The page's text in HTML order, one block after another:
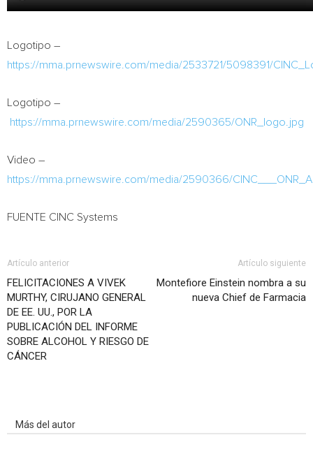
Logotipo –
https://mma.prnewswire.com/media/2533721/5098391/
Logotipo –
https://mma.prnewswire.com/media/2590365/ONR_logo.jpg
Video –
https://mma.prnewswire.com/media/2590366/
FUENTE CINC Systems
Artículo anterior
FELICITACIONES A VIVEK
MURTHY, CIRUJANO GENERAL
DE EE. UU., POR LA
PUBLICACIÓN DEL INFORME
SOBRE ALCOHOL Y RIESGO DE
CÁNCER
Artículo siguiente
Montefiore Einstein nombra a su
nueva Chief de Farmacia
Más del autor